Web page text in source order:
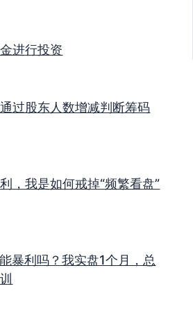
进行投资
过股东人数增减判断筹码
，我是如何戒掉“频繁看盘”
暴利吗？我实盘1个月，总